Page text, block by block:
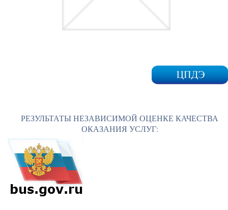
РЕЗУЛЬТАТЫ НЕЗАВИСИМОЙ ОЦЕНКЕ КАЧЕСТВА
ОКАЗАНИЯ УСЛУГ: